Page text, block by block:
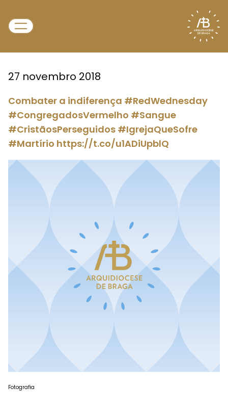
27 novembro 2018
Combater a indiferença #RedWednesday
#CongregadosVermelho #Sangue
#CristãosPerseguidos #IgrejaQueSofre
#Martírio https://t.co/u1ADiUpblQ
Fotografia